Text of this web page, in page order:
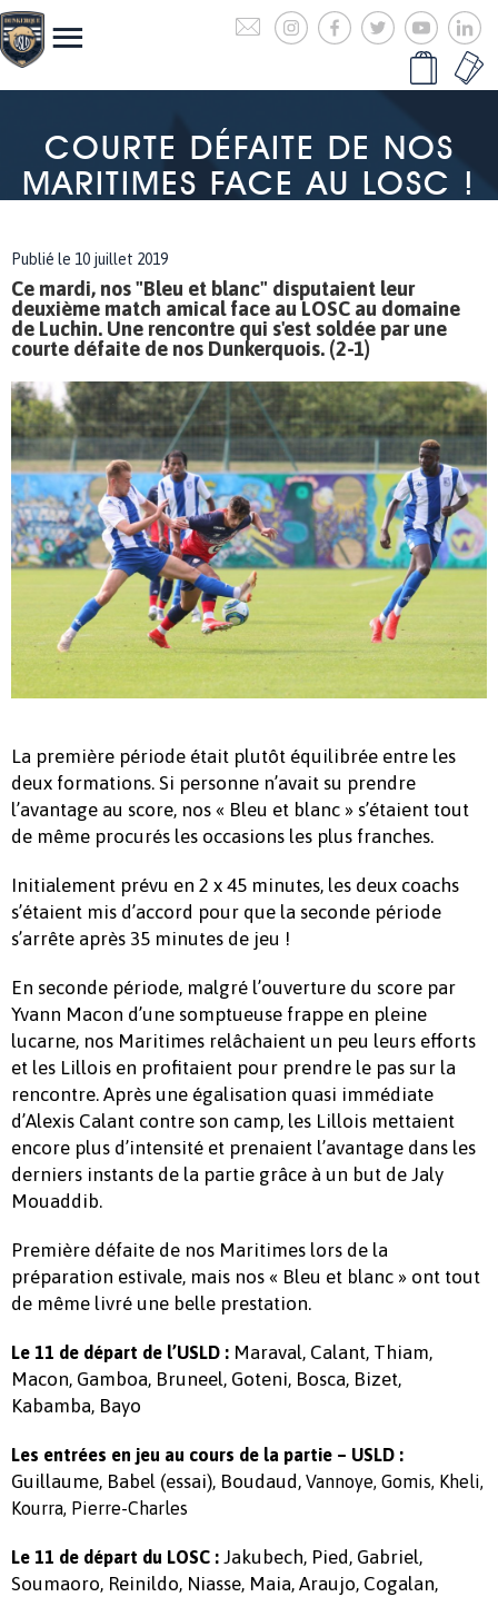
COURTE DÉFAITE DE NOS
MARITIMES FACE AU LOSC !
Publié le 10 juillet 2019
Ce mardi, nos "Bleu et blanc" disputaient leur
deuxième match amical face au LOSC au domaine
de Luchin. Une rencontre qui s'est soldée par une
courte défaite de nos Dunkerquois. (2-1)
La première période était plutôt équilibrée entre les
deux formations. Si personne n’avait su prendre
l’avantage au score, nos « Bleu et blanc » s’étaient tout
de même procurés les occasions les plus franches.
Initialement prévu en 2 x 45 minutes, les deux coachs
s’étaient mis d’accord pour que la seconde période
s’arrête après 35 minutes de jeu !
En seconde période, malgré l’ouverture du score par
Yvann Macon d’une somptueuse frappe en pleine
lucarne, nos Maritimes relâchaient un peu leurs efforts
et les Lillois en profitaient pour prendre le pas sur la
rencontre. Après une égalisation quasi immédiate
d’Alexis Calant contre son camp, les Lillois mettaient
encore plus d’intensité et prenaient l’avantage dans les
derniers instants de la partie grâce à un but de Jaly
Mouaddib.
Première défaite de nos Maritimes lors de la
préparation estivale, mais nos « Bleu et blanc » ont tout
de même livré une belle prestation.
Le 11 de départ de l’USLD : Maraval, Calant, Thiam,
Macon, Gamboa, Bruneel, Goteni, Bosca, Bizet,
Kabamba, Bayo
Les entrées en jeu au cours de la partie – USLD :
Guillaume, Babel (essai), Boudaud, Vannoye, Gomis, Kheli,
Kourra, Pierre-Charles
Le 11 de départ du LOSC : Jakubech, Pied, Gabriel,
Soumaoro, Reinildo, Niasse, Maia, Araujo, Cogalan,